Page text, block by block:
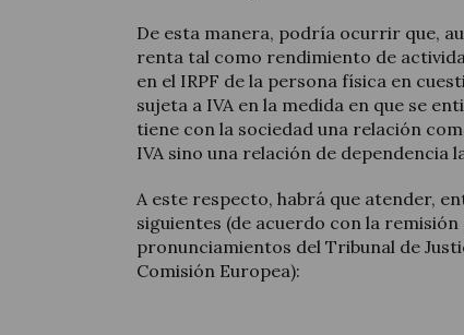
De esta manera, podría ocurrir que,
renta tal como rendimiento de
en el IRPF de la persona física en
sujeta a IVA en la medida en que se
tiene con la sociedad una relación
IVA sino una relación de dependencia
A este respecto, habrá que atender,
siguientes (de acuerdo con la remisión
pronunciamientos del Tribunal de
Comisión Europea):